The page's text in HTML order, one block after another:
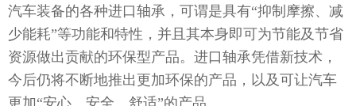
汽车装备的各种进口轴承，可谓是具有“抑制摩擦、减
少能耗”等功能和特性，并且其本身即可为节能及节省
资源做出贡献的环保型产品。进口轴承凭借新技术，
今后仍将不断地推出更加环保的产品，以及可让汽车